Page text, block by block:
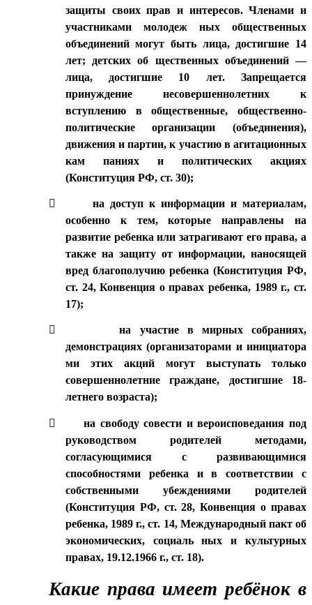
защиты своих прав и интересов. Членами и
участниками молодеж ных общественных
объединений могут быть лица, достигшие 14
лет; детских об щественных объединений —
лица, достигшие 10 лет. Запрещается
принуждение несовершеннолетних к
вступлению в общественные, общественно-
политические организации (объединения),
движения и партии, к участию в агитационных
кам паниях и политических акциях
(Конституция РФ, ст. 30);

на доступ к информации и материалам,
особенно к тем, которые направлены на
развитие ребенка или затрагивают его права, а
также на защиту от информации, наносящей
вред благополучию ребенка (Конституция РФ,
ст. 24, Конвенция о правах ребенка, 1989 г., ст.
17);

на участие в мирных собраниях,
демонстрациях (организаторами и инициатора
ми этих акций могут выступать только
совершеннолетние граждане, достигшие 18-
летнего возраста);

на свободу совести и вероисповедания под
руководством родителей методами,
согласующимися с развивающимися
способностями ребенка и в соответствии с
собственными убеждениями родителей
(Конституция РФ, ст. 28, Конвенция о правах
ребенка, 1989 г., ст. 14, Международный пакт об
экономических, социаль ных и культурных
правах, 19.12.1966 г., ст. 18).
Какие права имеет ребёнок в